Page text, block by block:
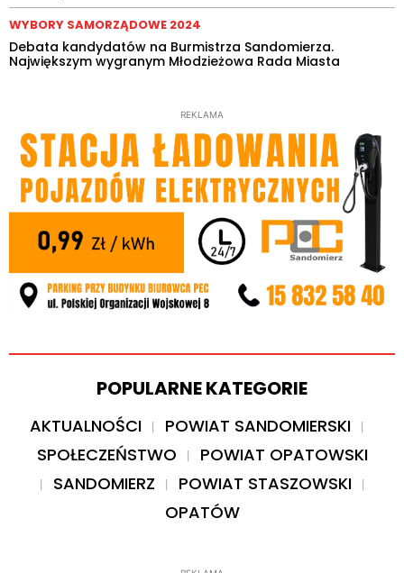
WYBORY SAMORZĄDOWE 2024
Debata kandydatów na Burmistrza Sandomierza.
Największym wygranym Młodzieżowa Rada Miasta
REKLAMA
POPULARNE KATEGORIE
AKTUALNOŚCI
POWIAT SANDOMIERSKI
SPOŁECZEŃSTWO
POWIAT OPATOWSKI
SANDOMIERZ
POWIAT STASZOWSKI
OPATÓW